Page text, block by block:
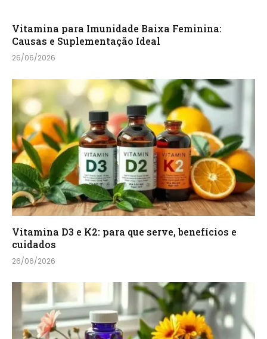
Vitamina para Imunidade Baixa Feminina:
Causas e Suplementação Ideal
26/06/2026
Vitamina D3 e K2: para que serve, benefícios e
cuidados
26/06/2026